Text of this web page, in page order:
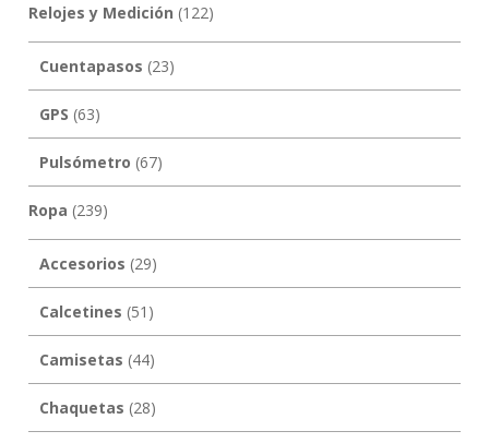
Relojes y Medición (122)
Cuentapasos (23)
GPS (63)
Pulsómetro (67)
Ropa (239)
Accesorios (29)
Calcetines (51)
Camisetas (44)
Chaquetas (28)